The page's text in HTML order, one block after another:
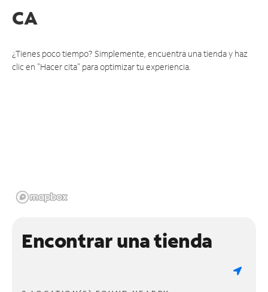
CA
¿Tienes poco tiempo? Simplemente, encuentra una tienda y haz
clic en "Hacer cita" para optimizar tu experiencia.
Encontrar una tienda